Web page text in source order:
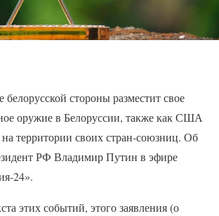
белорусской стороны разместит свое
оружие в Белоруссии, также как США
территории своих стран-союзниц. Об
РФ Владимир Путин в эфире
24».
этих событий, этого заявления (о